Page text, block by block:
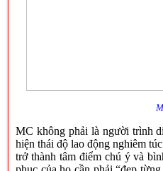
MC không phải là người trình
hiện thái độ lao động nghiêm
trở thành tâm điểm chú ý và